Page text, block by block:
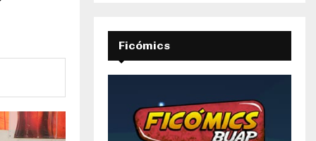
Ficómics